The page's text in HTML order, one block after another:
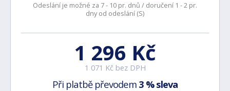
Odeslání je možné za 7 - 10 pr. dnů / doručení 1 - 2 pr.
dny od odeslání (S)
1 296 Kč
1 071 Kč bez DPH
Při platbě převodem 3 % sleva